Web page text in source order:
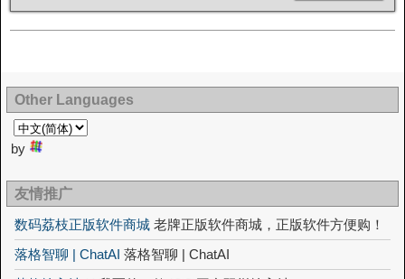
Other Languages
by
友情推广
数码荔枝正版软件商城 老牌正版软件商城，正版软件方便购！
落格智聊 | ChatAI 落格智聊 | ChatAI